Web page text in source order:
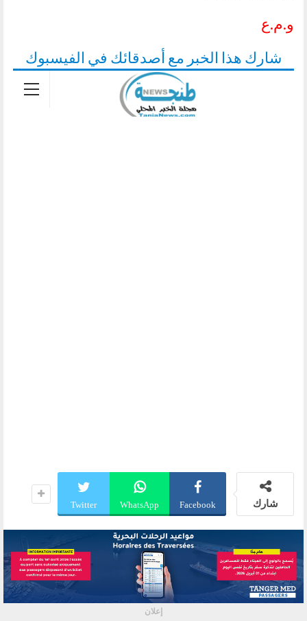
و.م.ع
شارك هذا الخبر مع أصدقائك في الفيسبوك
شارك Facebook
WhatsApp
Twitter
إعلان